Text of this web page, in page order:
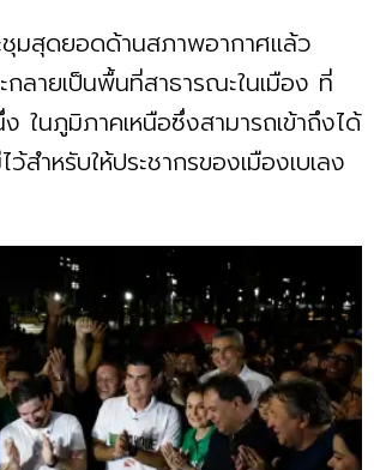
ชุมสุดยอดด้านสภาพอากาศแล้ว
ลายเป็นพื้นที่สาธารณะในเมือง ที่
ในภูมิภาคเหนือซึ่งสามารถเข้าถึงได้
ว้สำหรับให้ประชากรของเมืองเบเลง